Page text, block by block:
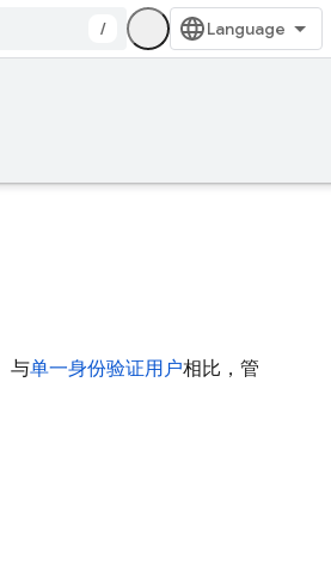
/
与单一身份验证用户相比，管